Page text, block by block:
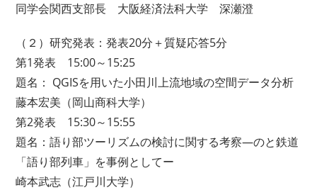
同学会関西支部長 大阪経済法科大学 深瀬澄
（２）研究発表：発表20分＋質疑応答5分
第1発表 15:00～15:25
題名： QGISを用いた小田川上流地域の空間データ分析
藤本宏美（岡山商科大学）
第2発表 15:30～15:55
題名：語り部ツーリズムの検討に関する考察―のと鉄道
「語り部列車」を事例としてー
崎本武志（江戸川大学）